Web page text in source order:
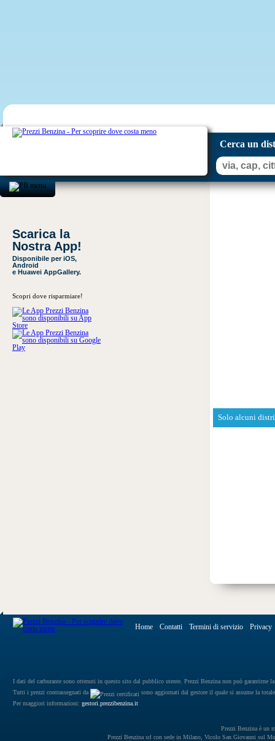
Cerca un
Scarica la
Nostra App!
Disponibile per iOS,
Android
e Huawei AppGallery.
Scopri dove risparmiare!
Solo alcuni
Home Contatti Termini di servizio Privacy
I dati del carburante sono ottenuti in questo sito dal pubblico utente. Prezzi Benzina non può garantirne
Tutti i prezzi contrassegnati da
sono aggiornati dal gestore il quale si assume la
Per maggiori informazioni: gestori.prezzibenzina.it
Prezzi Benzina è un
Prezzi Benzina srl con sede in Milano, Vicolo San Giovanni sul